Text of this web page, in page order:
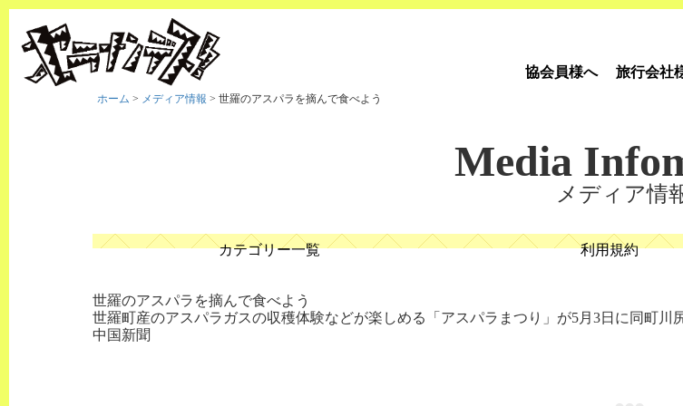
協会員様へ 旅行会社
ホーム > メディア情報 > 世羅のアスパラを摘んで食べよう
Media
メディア情
カテゴリー一覧 利用規約
世羅のアスパラを摘んで食べよう
世羅町産のアスパラガスの収穫体験などが楽しめる「アスパラまつり」が5月3日に同町川
中国新聞